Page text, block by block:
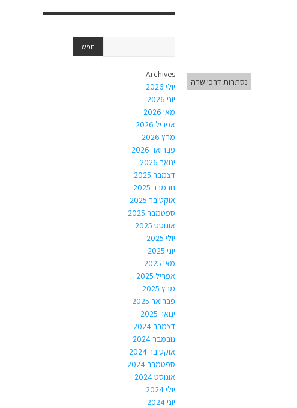
נסתרות דרכי שרה
Archives
יולי 2026
יוני 2026
מאי 2026
אפריל 2026
מרץ 2026
פברואר 2026
ינואר 2026
דצמבר 2025
נובמבר 2025
אוקטובר 2025
ספטמבר 2025
אוגוסט 2025
יולי 2025
יוני 2025
מאי 2025
אפריל 2025
מרץ 2025
פברואר 2025
ינואר 2025
דצמבר 2024
נובמבר 2024
אוקטובר 2024
ספטמבר 2024
אוגוסט 2024
יולי 2024
יוני 2024